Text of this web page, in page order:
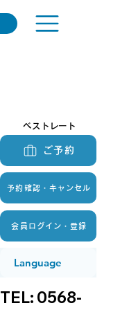
ベストレート
ベストレート
ご予約
予約確認・キャンセル
会員ログイン・登録
Language
TEL: 0568-